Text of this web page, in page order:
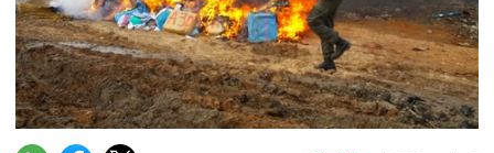
المرأة
فنية
منوعة